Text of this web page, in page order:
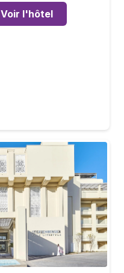
Voir l'hôtel